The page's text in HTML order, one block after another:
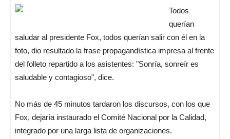
Todos
querían
saludar al presidente Fox, todos querían salir con él en la
foto, dio resultado la frase propagandística impresa al frente
del folleto repartido a los asistentes: "Sonría, sonreír es
saludable y contagioso", dice.
No más de 45 minutos tardaron los discursos, con los que
Fox, dejaría instaurado el Comité Nacional por la Calidad,
integrado por una larga lista de organizaciones.